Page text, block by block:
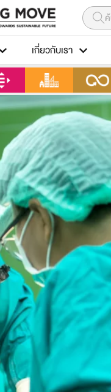
เกี่ยวกับเรา